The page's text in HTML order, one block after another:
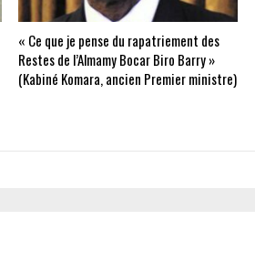
« Ce que je pense du rapatriement des
Restes de l’Almamy Bocar Biro Barry »
(Kabiné Komara, ancien Premier ministre)